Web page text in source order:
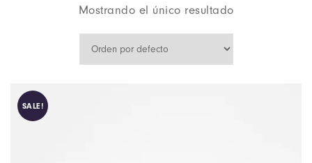
Mostrando el único resultado
SALE!